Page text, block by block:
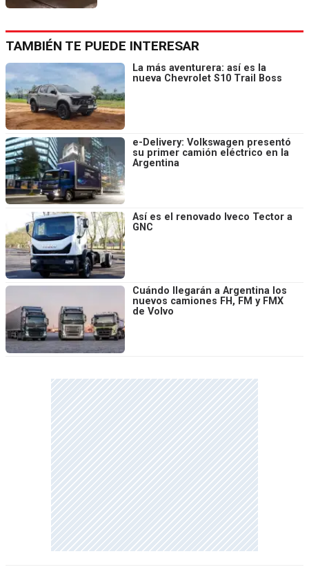
TAMBIÉN TE PUEDE INTERESAR
La más aventurera: así es la
nueva Chevrolet S10 Trail Boss
e-Delivery: Volkswagen presentó
su primer camión eléctrico en la
Argentina
Así es el renovado Iveco Tector a
GNC
Cuándo llegarán a Argentina los
nuevos camiones FH, FM y FMX
de Volvo